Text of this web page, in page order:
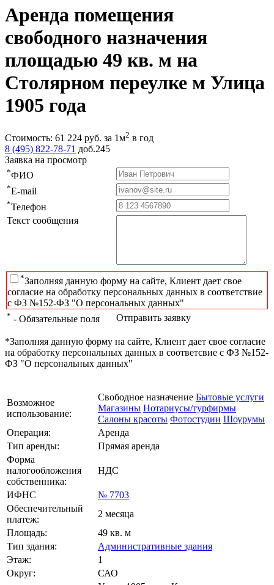
Аренда помещения
свободного назначения
площадью 49 кв. м на
Столярном переулке м Улица
1905 года
Стоимость: 61 224 руб. за 1м2 в год
8 (495) 822-78-71 доб.245
Заявка на просмотр
*ФИО
*E-mail
*Телефон
Текст сообщения
*Заполняя данную форму на сайте, Клиент дает свое
согласие на обработку персональных данных в соответствие
с ФЗ №152-ФЗ "О персональных данных"
* - Обязательные поля Отправить заявку
*Заполняя данную форму на сайте, Клиент дает свое согласие
на обработку персональных данных в соответсвие с ФЗ №152-
ФЗ "О персональных данных"
Возможное
использование:
Свободное назначение Бытовые услуги
Магазины Нотариусы/турфирмы
Салоны красоты Фотостудии Шоурумы
Операция:
Аренда
Тип аренды:
Прямая аренда
Форма
налогообложения
собственника:
НДС
ИФНС
№ 7703
Обеспечительный
платеж:
2 месяца
Площадь:
49 кв. м
Тип здания:
Административные здания
Этаж:
1
Округ:
САО